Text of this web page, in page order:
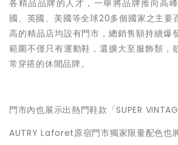
各精品品牌的人才，一舉將品牌推向高
國、英國、美國等全球20多個國家之主要
高的精品店均設有門市，總銷售額持續爆
範圍不僅只有運動鞋，還擴大至服飾類，
常穿搭的休閒品牌。
門市內也展示出熱門鞋款「SUPER
AUTRY Laforet原宿門市獨家限量配色也